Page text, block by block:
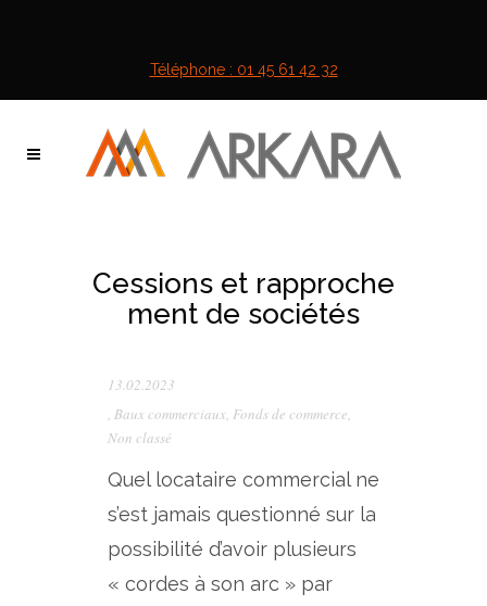
Téléphone : 01 45 61 42 32
Cessions et rapproche
ment de sociétés
13.02.2023
, Baux commerciaux, Fonds de commerce,
Non classé
Quel locataire commercial ne
s’est jamais questionné sur la
possibilité d’avoir plusieurs
« cordes à son arc » par